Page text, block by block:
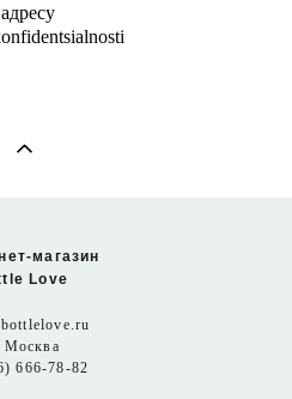
магазин
Love
Москва
666-78-82